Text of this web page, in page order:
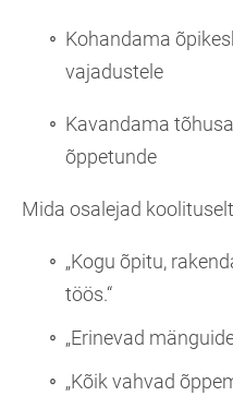
Kohandama
vajadustele
Kavandama
õppetunde
Mida osalejad
„Kogu õpitu,
töös.“
„Erinevad
„Kõik vahvad